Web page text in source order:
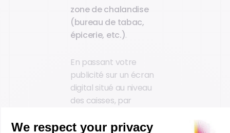
zone de chalandise
(bureau de tabac,
épicerie, etc.).
En passant votre
publicité sur un écran
digital situé au niveau
des caisses, par
augmentez